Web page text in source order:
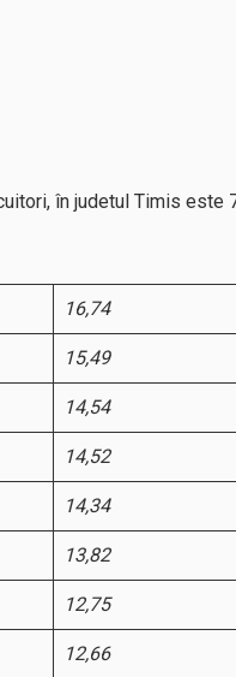
în judetul Timis este
16,74
15,49
14,54
14,52
14,34
13,82
12,75
12,66